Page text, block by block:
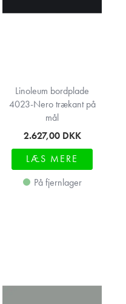
fordi vi ved at man kan
Linoleum bordplade
4023-Nero trækant på
mål
2.627,00 DKK
LÆS MERE
På fjernlager